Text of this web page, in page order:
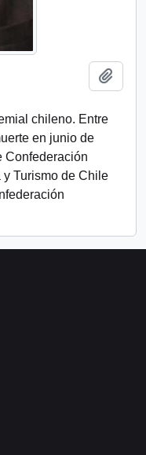
chileno. Entre
en junio de
Confederación
Turismo de Chile